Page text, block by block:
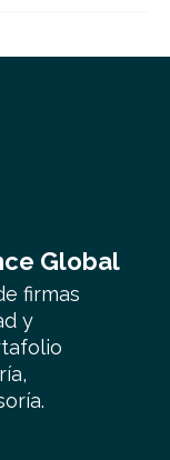
Global
firmas
y